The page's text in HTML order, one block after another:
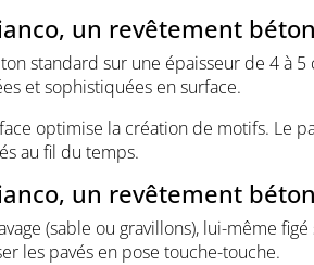
un revêtement
standard sur une épaisseur de 4 à
et sophistiquées en surface.
optimise la création de motifs. Le
au fil du temps.
un revêtement
(sable ou gravillons), lui-même
les pavés en pose touche-touche.